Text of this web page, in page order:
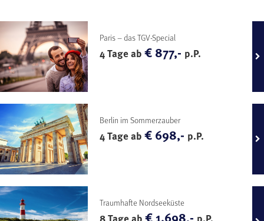
Paris – das TGV-Special
4 Tage ab€ 877,- p.P.
Berlin im Sommerzauber
4 Tage ab€ 698,- p.P.
Traumhafte Nordseeküste
€ 1.698,-